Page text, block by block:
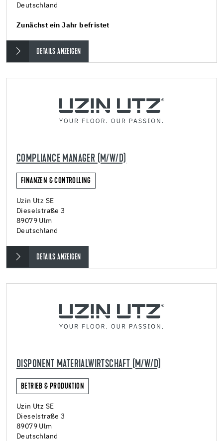
Deutschland
Zunächst ein Jahr befristet
DETAILS ANZEIGEN
COMPLIANCE MANAGER (M/W/D)
FINANZEN & CONTROLLING
Uzin Utz SE
Dieselstraße 3
89079 Ulm
Deutschland
DETAILS ANZEIGEN
DISPONENT MATERIALWIRTSCHAFT (M/W/D)
BETRIEB & PRODUKTION
Uzin Utz SE
Dieselstraße 3
89079 Ulm
Deutschland